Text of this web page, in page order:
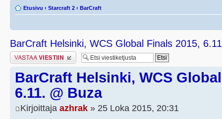
Etusivu ‹ Starcraft 2 ‹ BarCraft
BarCraft Helsinki, WCS Global Finals 2015,
Lähetä vastaus
BarCraft Helsinki, WCS
6.11. @ Buza
Kirjoittaja azhrak » 25 Loka 2015, 20:31